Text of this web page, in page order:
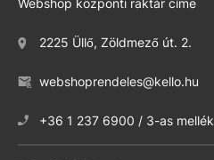
Webshop központi raktár címe
2225 Üllő, Zöldmező út. 2.
webshoprendeles@kello.hu
+36 1 237 6900 / 3-as mellék